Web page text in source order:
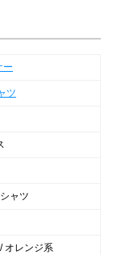
ー
ツ
ャツ
オレンジ系